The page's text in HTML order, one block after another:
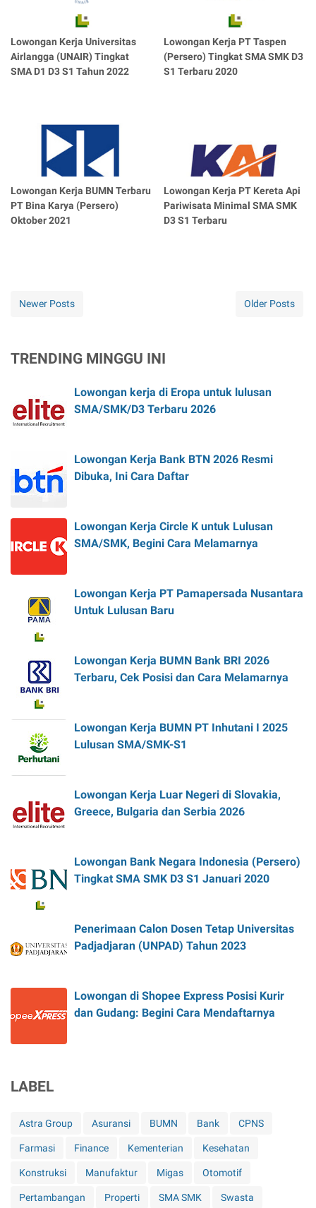
Lowongan Kerja Universitas
Airlangga (UNAIR) Tingkat
SMA D1 D3 S1 Tahun 2022
Lowongan Kerja PT Taspen
(Persero) Tingkat SMA SMK D3
S1 Terbaru 2020
Lowongan Kerja BUMN Terbaru
PT Bina Karya (Persero)
Oktober 2021
Lowongan Kerja PT Kereta Api
Pariwisata Minimal SMA SMK
D3 S1 Terbaru
Newer Posts Older Posts
TRENDING MINGGU INI
Lowongan kerja di Eropa untuk lulusan
SMA/SMK/D3 Terbaru 2026
Lowongan Kerja Bank BTN 2026 Resmi
Dibuka, Ini Cara Daftar
Lowongan Kerja Circle K untuk Lulusan
SMA/SMK, Begini Cara Melamarnya
Lowongan Kerja PT Pamapersada Nusantara
Untuk Lulusan Baru
Lowongan Kerja BUMN Bank BRI 2026
Terbaru, Cek Posisi dan Cara Melamarnya
Lowongan Kerja BUMN PT Inhutani I 2025
Lulusan SMA/SMK-S1
Lowongan Kerja Luar Negeri di Slovakia,
Greece, Bulgaria dan Serbia 2026
Lowongan Bank Negara Indonesia (Persero)
Tingkat SMA SMK D3 S1 Januari 2020
Penerimaan Calon Dosen Tetap Universitas
Padjadjaran (UNPAD) Tahun 2023
Lowongan di Shopee Express Posisi Kurir
dan Gudang: Begini Cara Mendaftarnya
LABEL
Astra Group Asuransi BUMN Bank CPNS
Farmasi Finance Kementerian Kesehatan
Konstruksi Manufaktur Migas Otomotif
Pertambangan Properti SMA SMK Swasta